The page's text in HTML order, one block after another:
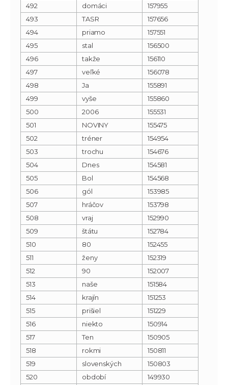
492
domáci
157955
493
TASR
157656
494
priamo
157551
495
stal
156500
496
takže
156110
497
veľké
156078
498
Ja
155891
499
vyše
155860
500
2006
155531
501
NOVINY
155475
502
tréner
154954
503
trochu
154676
504
Dnes
154581
505
Bol
154568
506
gól
153985
507
hráčov
153798
508
vraj
152990
509
štátu
152784
510
80
152455
511
ženy
152319
512
90
152007
513
naše
151584
514
krajín
151253
515
prišiel
151229
516
niekto
150914
517
Ten
150905
518
rokmi
150811
519
slovenských
150803
520
období
149930